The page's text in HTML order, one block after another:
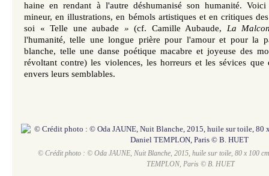
haine en rendant à l'autre déshumanisé son humanité.
mineur, en illustrations, en bémols artistiques et en critiques
soi « Telle une aubade »(cf. Camille Aubaude, La
l'humanité, telle une longue prière pour l'amour et pour la
blanche, telle une danse poétique macabre et joyeuse des
révoltant contre) les violences, les horreurs et les sévices que
envers leurs semblables.
© Crédit photo : © Oda JAUNE, Nuit Blanche, 2015, huile sur toile, 80 x 100
TEMPLON, Paris © B. HUET